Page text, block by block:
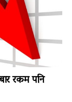
रकम पनि